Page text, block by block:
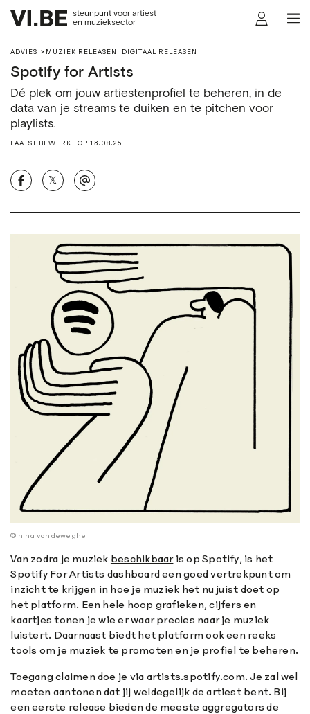
steunpunt voor artiest
en muzieksector
ADVIES MUZIEK RELEASEN DIGITAAL RELEASEN
Spotify for Artists
Dé plek om jouw artiestenprofiel te beheren, in de
data van je streams te duiken en te pitchen voor
playlists.
LAATST BEWERKT OP 13.08.25
𝕏
© nina vandeweghe
Van zodra je muziek beschikbaaris op Spotify, is het
Spotify For Artists dashboard een goed vertrekpunt om
inzicht te krijgen in hoe je muziek het nu juist doet op
het platform. Een hele hoop grafieken, cijfers en
kaartjes tonen je wie er waar precies naar je muziek
luistert. Daarnaast biedt het platform ook een reeks
tools om je muziek te promoten en je profiel te beheren.
Toegang claimen doe je via artists.spotify.com. Je zal wel
moeten aantonen dat jij weldegelijk de artiest bent. Bij
een eerste release bieden de meeste aggregators de